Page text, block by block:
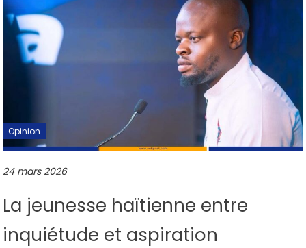
Opinion
24 mars 2026
La jeunesse haïtienne entre
inquiétude et aspiration